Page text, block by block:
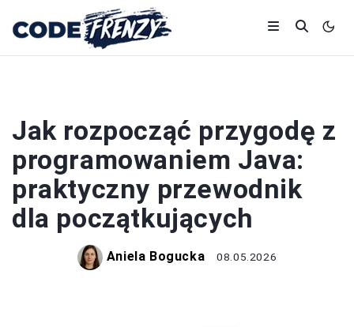
Jak rozpocząć przygodę z
programowaniem Java:
praktyczny przewodnik
dla początkujących
Aniela Bogucka 08.05.2026